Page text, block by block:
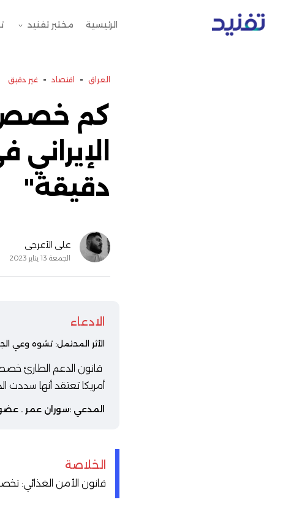
الرئيسية مختبر تفنيد
العراق - اقتصاد - غير دقيق
كم خصص
دقيقة"
علي الأعرجي
الجمعة 13 يناير 2023
الادعاء
الأثر المحتمل: تشوه وعي
أمريكا تعتقد أنها سددت
المدعي :سوران عمر . عضو
الخلاصة
قانون الأمن الغذائي: تخصيص 4 تريليونات دينار لتسديد الديون الخارجية لاستيراد